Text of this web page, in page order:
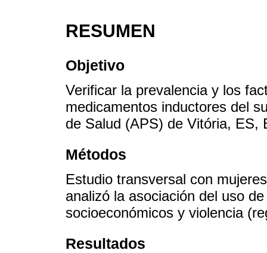
RESUMEN
Objetivo
Verificar la prevalencia y los
medicamentos inductores del
de Salud (APS) de Vitória, ES,
Métodos
Estudio transversal con
analizó la asociación del uso
socioeconómicos y violencia
Resultados